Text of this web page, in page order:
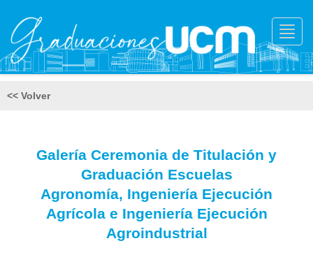
<< Volver
Galería Ceremonia de Titulación y
Graduación Escuelas
Agronomía, Ingeniería Ejecución
Agrícola e Ingeniería Ejecución
Agroindustrial